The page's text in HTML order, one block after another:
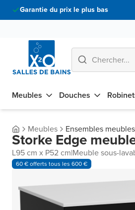
Garantie du prix le plus bas
Meubles Douches
Meubles Ensembles
Storke Edge
L95 cm x P52 cm|Meuble sous-
60 € offerts tous les 600 €